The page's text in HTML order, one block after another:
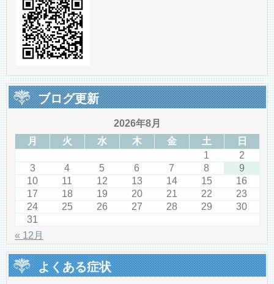
ブログ更新
2026年8月
月
火 水 木 金 土
日
1
2
3
4 5 6 7 8
9
10
11 12 13 14 15
16
17
18 19 20 21 22
23
24
25 26 27 28 29
30
31
« 12月
よくある症状